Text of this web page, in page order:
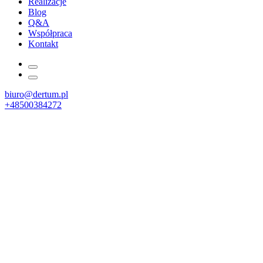
Blog
Q&A
Współpraca
Kontakt
biuro@dertum.pl
+48500384272